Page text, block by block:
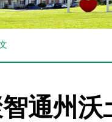
通州沃